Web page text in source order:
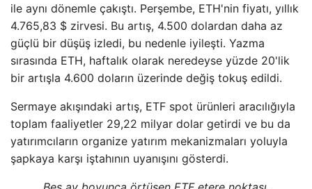
ile aynı dönemle çakıştı. Perşembe, ETH'nin fiyatı, yıllık
4.765,83 $ zirvesi. Bu artış, 4.500 dolardan daha az
güçlü bir düşüş izledi, bu nedenle iyileşti. Yazma
sırasında ETH, haftalık olarak neredeyse yüzde 20'lik
bir artışla 4.600 doların üzerinde değiş tokuş edildi.
Sermaye akışındaki artış, ETF spot ürünleri aracılığıyla
toplam faaliyetler 29,22 milyar dolar getirdi ve bu da
yatırımcıların organize yatırım mekanizmaları yoluyla
şapkaya karşı iştahının uyanışını gösterdi.